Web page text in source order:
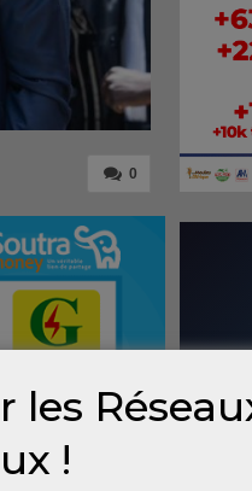
0
Conakry.
les
!